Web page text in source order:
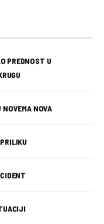
PREDNOST U
NOVA